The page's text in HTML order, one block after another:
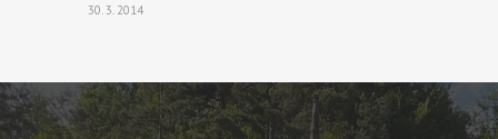
30. 3. 2014